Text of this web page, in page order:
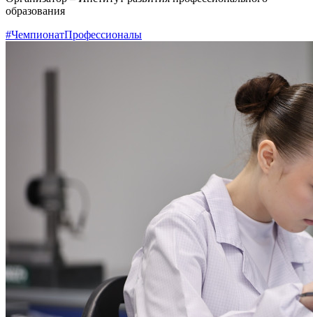
образования
#ЧемпионатПрофессионалы